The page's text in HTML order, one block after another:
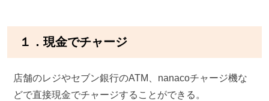
１．現金でチャージ
店舗のレジやセブン銀行のATM、nanacoチャージ機な
どで直接現金でチャージすることができる。